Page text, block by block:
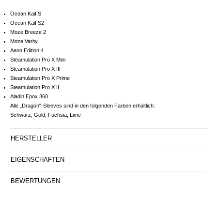
Ocean Kaif S
Ocean Kaif S2
Moze Breeze 2
Moze Varity
Aeon Edition 4
Steamulation Pro X Mini
Steamulation Pro X III
Steamulation Pro X Prime
Steamulation Pro X II
Aladin Epox 360
Alle „Dragon“-Sleeves sind in den folgenden Farben erhältlich:
Schwarz, Gold, Fuchsia, Lime
HERSTELLER
EIGENSCHAFTEN
BEWERTUNGEN